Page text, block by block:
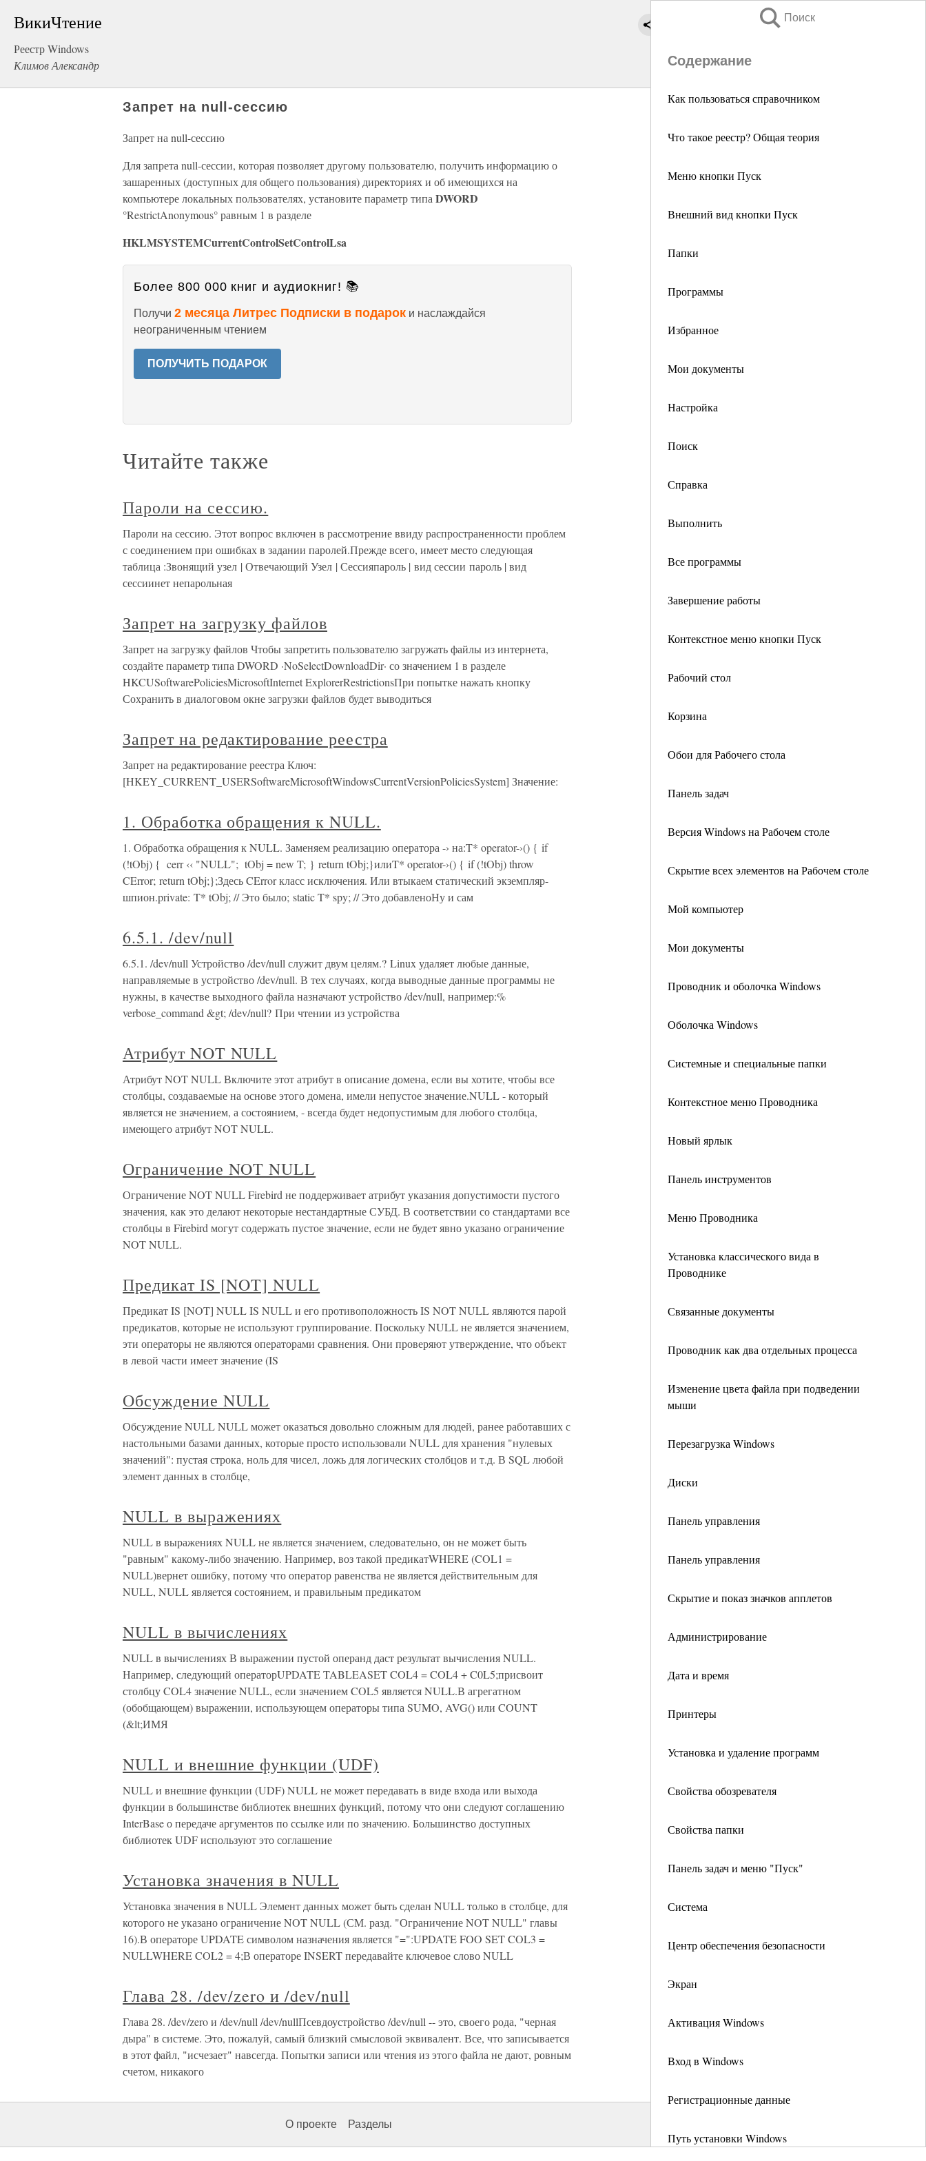
ВикиЧтение
Реестр Windows
Климов Александр
Поиск
Содержание
Как пользоваться справочником
Что такое реестр? Общая теория
Меню кнопки Пуск
Внешний вид кнопки Пуск
Папки
Программы
Избранное
Мои документы
Настройка
Поиск
Справка
Выполнить
Все программы
Завершение работы
Контекстное меню кнопки Пуск
Рабочий стол
Корзина
Обои для Рабочего стола
Панель задач
Версия Windows на Рабочем столе
Скрытие всех элементов на Рабочем столе
Мой компьютер
Мои документы
Проводник и оболочка Windows
Оболочка Windows
Системные и специальные папки
Контекстное меню Проводника
Новый ярлык
Панель инструментов
Меню Проводника
Установка классического вида в
Проводнике
Связанные документы
Проводник как два отдельных процесса
Изменение цвета файла при подведении
мыши
Перезагрузка Windows
Диски
Панель управления
Панель управления
Скрытие и показ значков апплетов
Администрирование
Дата и время
Принтеры
Установка и удаление программ
Свойства обозревателя
Свойства папки
Панель задач и меню "Пуск"
Система
Центр обеспечения безопасности
Экран
Активация Windows
Вход в Windows
Регистрационные данные
Путь установки Windows
Запрет на null-сессию
Запрет на null-сессию
Для запрета null-сессии, которая позволяет другому пользователю, получить информацию о
зашаренных (доступных для общего пользования) директориях и об имеющихся на
компьютере локальных пользователях, установите параметр типа DWORD
°RestrictAnonymous° равным 1 в разделе
HKLMSYSTEMCurrentControlSetControlLsa
Более 800 000 книг и аудиокниг! 📚
Получи 2 месяца Литрес Подписки в подарок и наслаждайся
неограниченным чтением
ПОЛУЧИТЬ ПОДАРОК
Читайте также
Пароли на сессию.
Пароли на сессию. Этот вопрос включен в рассмотрение ввиду распространенности проблем
с соединением при ошибках в задании паролей.Прежде всего, имеет место следующая
таблица :Звонящий узел | Отвечающий Узел | Сессияпароль | вид сессии пароль | вид
сессиинет непарольная
Запрет на загрузку файлов
Запрет на загрузку файлов Чтобы запретить пользователю загружать файлы из интернета,
создайте параметр типа DWORD ·NoSelectDownloadDir· со значением 1 в разделе
HKCUSoftwarePoliciesMicrosoftInternet ExplorerRestrictionsПри попытке нажать кнопку
Сохранить в диалоговом окне загрузки файлов будет выводиться
Запрет на редактирование реестра
Запрет на редактирование реестра Ключ:
[HKEY_CURRENT_USERSoftwareMicrosoftWindowsCurrentVersionPoliciesSystem] Значение:
1. Обработка обращения к NULL.
1. Обработка обращения к NULL. Заменяем реализацию оператора -› на:T* operator-›() { if
(!tObj) { cerr ‹‹ "NULL"; tObj = new T; } return tObj;}илиT* operator-›() { if (!tObj) throw
CError; return tObj;};Здесь CError класс исключения. Или втыкаем статический экземпляр-
шпион.private: T* tObj; // Это было; static T* spy; // Это добавленоНу и сам
6.5.1. /dev/null
6.5.1. /dev/null Устройство /dev/null служит двум целям.? Linux удаляет любые данные,
направляемые в устройство /dev/null. В тех случаях, когда выводные данные программы не
нужны, в качестве выходного файла назначают устройство /dev/null, например:%
verbose_command &gt; /dev/null? При чтении из устройства
Атрибут NOT NULL
Атрибут NOT NULL Включите этот атрибут в описание домена, если вы хотите, чтобы все
столбцы, создаваемые на основе этого домена, имели непустое значение.NULL - который
является не значением, а состоянием, - всегда будет недопустимым для любого столбца,
имеющего атрибут NOT NULL.
Ограничение NOT NULL
Ограничение NOT NULL Firebird не поддерживает атрибут указания допустимости пустого
значения, как это делают некоторые нестандартные СУБД. В соответствии со стандартами все
столбцы в Firebird могут содержать пустое значение, если не будет явно указано ограничение
NOT NULL.
Предикат IS [NOT] NULL
Предикат IS [NOT] NULL IS NULL и его противоположность IS NOT NULL являются парой
предикатов, которые не используют группирование. Поскольку NULL не является значением,
эти операторы не являются операторами сравнения. Они проверяют утверждение, что объект
в левой части имеет значение (IS
Обсуждение NULL
Обсуждение NULL NULL может оказаться довольно сложным для людей, ранее работавших с
настольными базами данных, которые просто использовали NULL для хранения "нулевых
значений": пустая строка, ноль для чисел, ложь для логических столбцов и т.д. В SQL любой
элемент данных в столбце,
NULL в выражениях
NULL в выражениях NULL не является значением, следовательно, он не может быть
"равным" какому-либо значению. Например, воз такой предикатWHERE (COL1 =
NULL)вернет ошибку, потому что оператор равенства не является действительным для
NULL, NULL является состоянием, и правильным предикатом
NULL в вычислениях
NULL в вычислениях В выражении пустой операнд даст результат вычисления NULL.
Например, следующий операторUPDATE TABLEASET COL4 = COL4 + C0L5;присвоит
столбцу COL4 значение NULL, если значением COL5 является NULL.В агрегатном
(обобщающем) выражении, использующем операторы типа SUMO, AVG() или COUNT
(&lt;ИМЯ
NULL и внешние функции (UDF)
NULL и внешние функции (UDF) NULL не может передавать в виде входа или выхода
функции в большинстве библиотек внешних функций, потому что они следуют соглашению
InterBase о передаче аргументов по ссылке или по значению. Большинство доступных
библиотек UDF используют это соглашение
Установка значения в NULL
Установка значения в NULL Элемент данных может быть сделан NULL только в столбце, для
которого не указано ограничение NOT NULL (СМ. разд. "Ограничение NOT NULL" главы
16).В операторе UPDATE символом назначения является "=":UPDATE FOO SET COL3 =
NULLWHERE COL2 = 4;В операторе INSERT передавайте ключевое слово NULL
Глава 28. /dev/zero и /dev/null
Глава 28. /dev/zero и /dev/null /dev/nullПсевдоустройство /dev/null -- это, своего рода, "черная
дыра" в системе. Это, пожалуй, самый близкий смысловой эквивалент. Все, что записывается
в этот файл, "исчезает" навсегда. Попытки записи или чтения из этого файла не дают, ровным
счетом, никакого
О проекте Разделы